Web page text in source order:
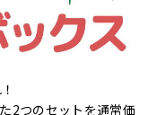
2つのセットを通常価